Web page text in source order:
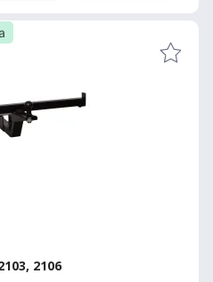
2106